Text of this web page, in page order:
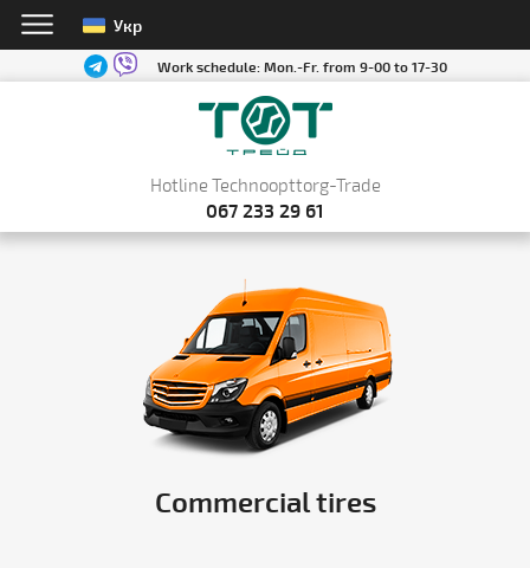
Укр
Work schedule:Mon.-Fr. from 9-00 to 17-30
Hotline Technoopttorg-Trade
067 233 29 61
Commercial tires